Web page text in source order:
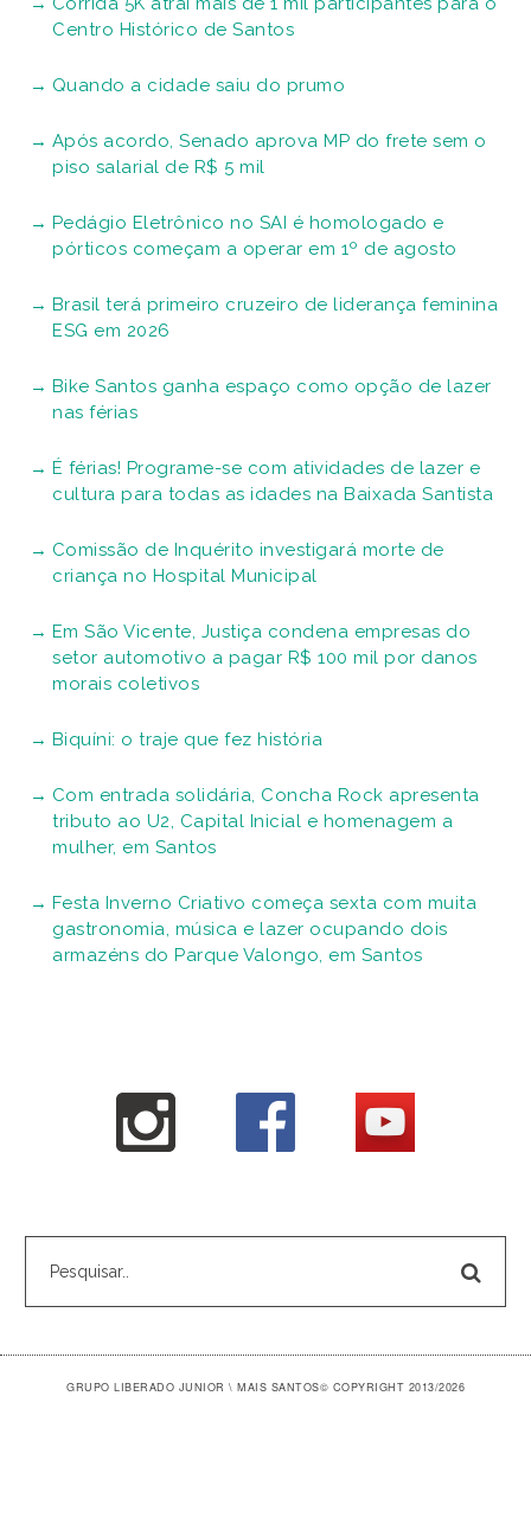
Centro Histórico de Santos
Quando a cidade saiu do prumo
Após acordo, Senado aprova MP do frete sem o
piso salarial de R$ 5 mil
Pedágio Eletrônico no SAI é homologado e
pórticos começam a operar em 1º de agosto
Brasil terá primeiro cruzeiro de liderança feminina
ESG em 2026
Bike Santos ganha espaço como opção de lazer
nas férias
É férias! Programe-se com atividades de lazer e
cultura para todas as idades na Baixada Santista
Comissão de Inquérito investigará morte de
criança no Hospital Municipal
Em São Vicente, Justiça condena empresas do
setor automotivo a pagar R$ 100 mil por danos
morais coletivos
Biquíni: o traje que fez história
Com entrada solidária, Concha Rock apresenta
tributo ao U2, Capital Inicial e homenagem a
mulher, em Santos
Festa Inverno Criativo começa sexta com muita
gastronomia, música e lazer ocupando dois
armazéns do Parque Valongo, em Santos
GRUPO LIBERADO JUNIOR \ MAIS SANTOS© COPYRIGHT 2013/2026